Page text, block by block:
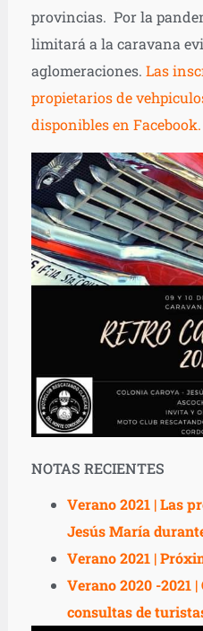
provincias. Por la
limitará a la caravana
aglomeraciones. Las
propietarios de
disponibles en Facebook.
NOTAS RECIENTES
Verano 2021 | Las
Jesús María
Verano 2021 |
Verano 2020 -2021
consultas de